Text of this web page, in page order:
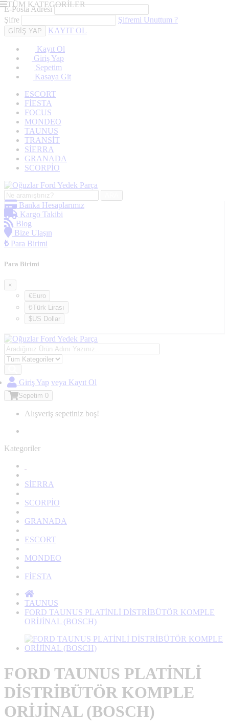
E-Posta Adresi
Şifre
Şifremi Unuttum ?
KAYIT OL
Kayıt Ol
Giriş Yap
Sepetim
Kasaya Git
ESCORT
FİESTA
FOCUS
MONDEO
TAUNUS
TRANSİT
SİERRA
GRANADA
SCORPİO
Banka Hesaplarımız
Kargo Takibi
Blog
Bize Ulaşın
₺ Para Birimi
Para Birimi
×
€Euro
₺Türk Lirası
$US Dollar
Giriş Yap veya Kayıt Ol
Sepetim 0
Alışveriş sepetiniz boş!
TÜM KATEGORİLER
Kategoriler
SİERRA
SCORPİO
GRANADA
ESCORT
MONDEO
FİESTA
TAUNUS
FORD TAUNUS PLATİNLİ DİSTRİBÜTÖR KOMPLE
ORİJİNAL (BOSCH)
FORD TAUNUS PLATİNLİ
DİSTRİBÜTÖR KOMPLE
ORİJİNAL (BOSCH)